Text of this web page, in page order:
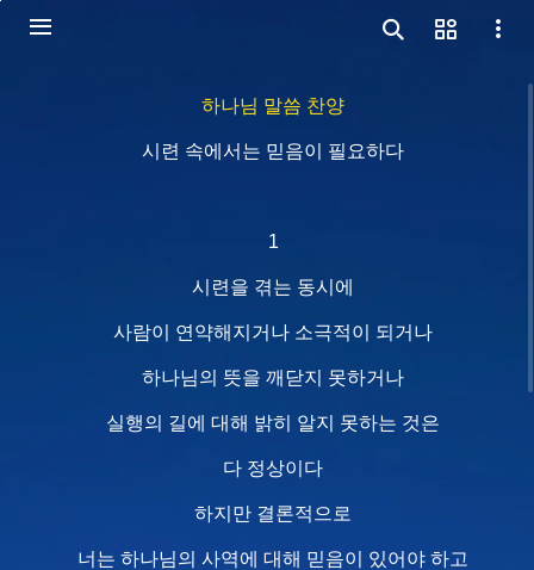
하나님 말씀 찬양
시련 속에서는 믿음이 필요하다
1
시련을 겪는 동시에
사람이 연약해지거나 소극적이 되거나
하나님의 뜻을 깨닫지 못하거나
실행의 길에 대해 밝히 알지 못하는 것은
다 정상이다
하지만 결론적으로
너는 하나님의 사역에 대해 믿음이 있어야 하고